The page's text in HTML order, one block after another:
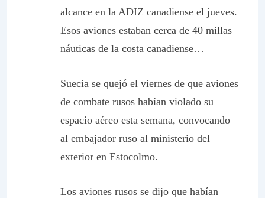
alcance en la ADIZ canadiense el jueves.
Esos aviones estaban cerca de 40 millas
náuticas de la costa canadiense…
Suecia se quejó el viernes de que aviones
de combate rusos habían violado su
espacio aéreo esta semana, convocando
al embajador ruso al ministerio del
exterior en Estocolmo.
Los aviones rusos se dijo que habían